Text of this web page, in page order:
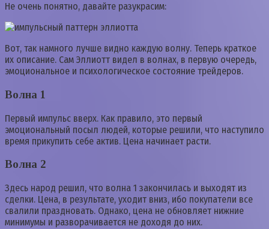
Не очень понятно, давайте разукрасим:
Вот, так намного лучше видно каждую волну. Теперь краткое
их описание. Сам Эллиотт видел в волнах, в первую очередь,
эмоциональное и психологическое состояние трейдеров.
Волна 1
Первый импульс вверх. Как правило, это первый
эмоциональный посыл людей, которые решили, что наступило
время прикупить себе актив. Цена начинает расти.
Волна 2
Здесь народ решил, что волна 1 закончилась и выходят из
сделки. Цена, в результате, уходит вниз, ибо покупатели все
свалили праздновать. Однако, цена не обновляет нижние
минимумы и разворачивается не доходя до них.